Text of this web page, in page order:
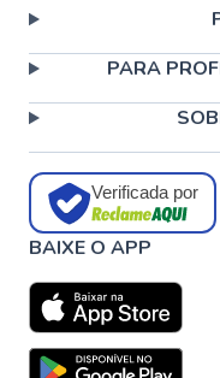
PARA
Verificada por
BAIXE O APP